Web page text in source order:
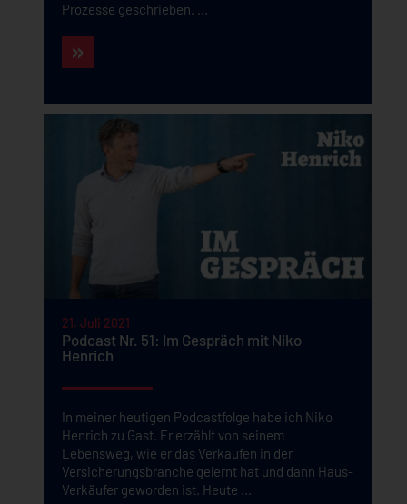
Prozesse geschrieben. ...
21. Juli 2021
Podcast Nr. 51: Im Gespräch mit Niko
Henrich
In meiner heutigen Podcastfolge habe ich Niko
Henrich zu Gast. Er erzählt von seinem
Lebensweg, wie er das Verkaufen in der
Versicherungsbranche gelernt hat und dann Haus-
Verkäufer geworden ist. Heute ...